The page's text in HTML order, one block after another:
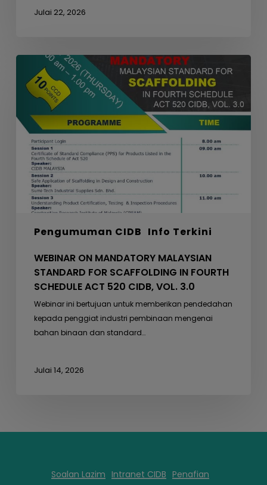
Julai 22, 2026
Pengumuman CIDB Info Terkini
WEBINAR
MANDATORY
MALAYSIAN
STANDARD
FOR
SCAFFOLDING
FOURTH
SCHEDULE
ACT
CIDB,
WEBINAR ON MANDATORY MALAYSIAN
STANDARD FOR SCAFFOLDING IN FOURTH
SCHEDULE ACT 520 CIDB, VOL. 3.0
Webinar ini bertujuan untuk memberikan pendedahan
kepada penggiat industri pembinaan mengenai
bahan binaan dan standard…
Julai 14, 2026
Soalan Lazim Intranet CIDB Penafian